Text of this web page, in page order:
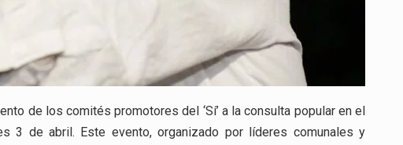
de los comités promotores del ‘Sí’ a la consulta popular en el
3 de abril. Este evento, organizado por líderes comunales y